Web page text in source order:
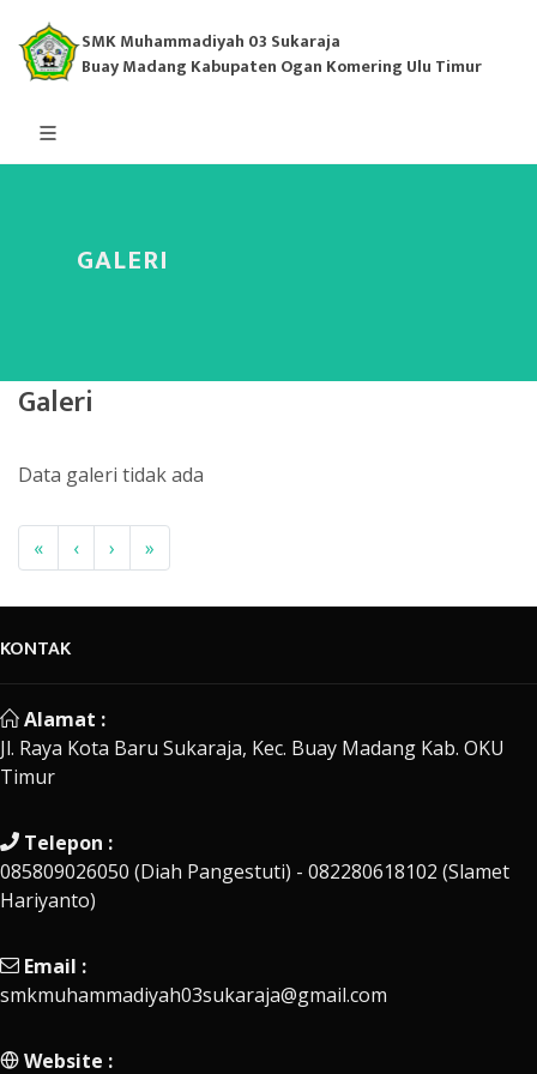
SMK Muhammadiyah 03 Sukaraja
Buay Madang Kabupaten Ogan Komering Ulu Timur
GALERI
Galeri
Data galeri tidak ada
« ‹ › »
KONTAK
Alamat :
Jl. Raya Kota Baru Sukaraja, Kec. Buay Madang Kab. OKU
Timur
Telepon :
085809026050 (Diah Pangestuti) - 082280618102 (Slamet
Hariyanto)
Email :
smkmuhammadiyah03sukaraja@gmail.com
Website :